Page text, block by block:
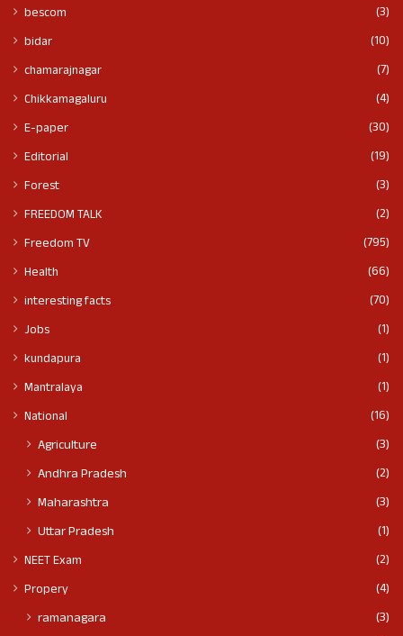
bescom
(3)
bidar
(10)
chamarajnagar
(7)
Chikkamagaluru
(4)
E-paper
(30)
Editorial
(19)
Forest
(3)
FREEDOM TALK
(2)
Freedom TV
(795)
Health
(66)
interesting facts
(70)
Jobs
(1)
kundapura
(1)
Mantralaya
(1)
National
(16)
Agriculture
(3)
Andhra Pradesh
(2)
Maharashtra
(3)
Uttar Pradesh
(1)
NEET Exam
(2)
Propery
(4)
ramanagara (3)